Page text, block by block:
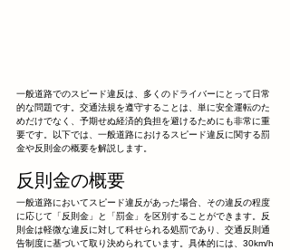
一般道路でのスピード違反は、多くのドライバーにとって日常
的な問題です。交通法規を遵守することは、単に安全運転のた
めだけでなく、予期せぬ経済的負担を避けるためにも非常に重
要です。以下では、一般道路におけるスピード違反に関する罰
金や反則金の概要を解説します。
反則金の概要
一般道路においてスピード違反があった場合、その違反の程度
に応じて「反則金」と「罰金」を区別することができます。反
則金は軽微な違反に対して科せられる処罰であり、交通反則通
告制度に基づいて取り決められています。具体的には、30km/h